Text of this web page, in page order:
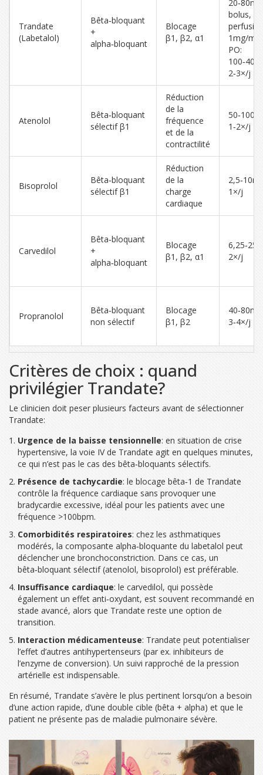
Trandate
(Labetalol)
Bêta‑bloquant
+
alpha‑bloquant
Blocage
β1, β2, α1
20‑80mg
bolus,
1mg/
PO:
2‑3×/j
Atenolol
Bêta‑bloquant
sélectif β1
Réduction
de la
fréquence
et de la
contractilité
1‑2×/j
Bisoprolol
Bêta‑bloquant
sélectif β1
Réduction
de la
charge
cardiaque
1×/j
Carvedilol
Bêta‑bloquant
+
alpha‑bloquant
Blocage
β1, β2, α1
2×/j
Propranolol
Bêta‑bloquant
non sélectif
Blocage
β1, β2
40‑80mg
3‑4×/j
Critères de choix : quand
privilégier Trandate?
Le clinicien doit peser plusieurs facteurs avant de sélectionner
Trandate:
Urgence de la baisse tensionnelle: en situation de crise
hypertensive, la voie IV de Trandate agit en quelques minutes,
ce qui n’est pas le cas des bêta‑bloquants sélectifs.
Présence de tachycardie: le blocage bêta‑1 de Trandate
contrôle la fréquence cardiaque sans provoquer une
bradycardie excessive, idéal pour les patients avec une
fréquence >100bpm.
Comorbidités respiratoires: chez les asthmatiques
modérés, la composante alpha‑bloquante du labetalol peut
déclencher une bronchoconstriction. Dans ce cas, un
bêta‑bloquant sélectif (atenolol, bisoprolol) est préférable.
Insuffisance cardiaque: le carvedilol, qui possède
également un effet anti‑oxydant, est souvent recommandé en
stade avancé, alors que Trandate reste une option de
transition.
Interaction médicamenteuse: Trandate peut potentialiser
l’effet d’autres antihypertenseurs (par ex. inhibiteurs de
l’enzyme de conversion). Un suivi rapproché de la pression
artérielle est indispensable.
En résumé, Trandate s’avère le plus pertinent lorsqu’on a besoin
d’une action rapide, d’une double cible (bêta + alpha) et que le
patient ne présente pas de maladie pulmonaire sévère.